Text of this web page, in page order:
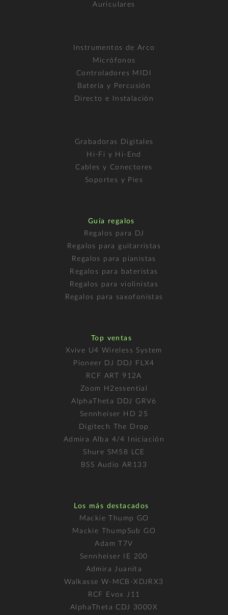
Auriculares
Instrumentos de Arco
Micrófonos
Controladores MIDI
Batería y Percusión
Directo e Instalación
Grabadoras Digitales
Hi-Fi y Hi-End
Cables y Conectores
Soportes y Pies
Guía regalos
Regalos para DJ
Regalos para guitarristas
Regalos para pianistas
Regalos para bateristas
Regalos para violinistas
Regalos para saxofonistas
Top ventas
Xvive U4 Wireless System
Pioneer DJ DDJ FLX4
RCF ART 912A
Zoom H2essential
AlphaTheta DDJ GRV6
Sennheiser HD 25
Digitech The Drop
Admira Alba 4/4 Iniciación
Shure SM58 LCE
BSS Audio AR133
Los más destacados
Mackie Thump GO
Mackie ThumpSub GO
Adam T7V
Sennheiser IE 200
Admira Juanita
Walkasse W-MCB-XDJRX3
RCF Evox J11
AlphaTheta CDJ 3000X